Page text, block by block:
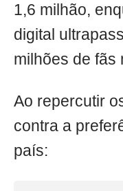
1,6 milhão,
digital
milhões de fãs
Ao repercutir
contra a
país: